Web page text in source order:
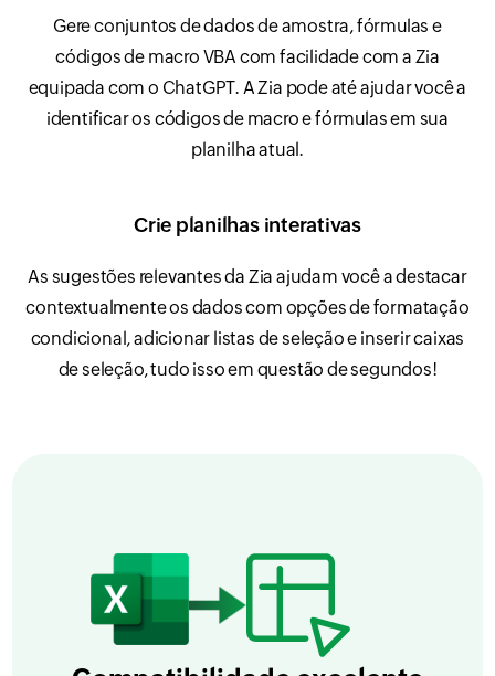
Gere conjuntos de dados de amostra, fórmulas e
códigos de macro VBA com facilidade com a Zia
equipada com o ChatGPT. A Zia pode até ajudar você a
identificar os códigos de macro e fórmulas em sua
planilha atual.
Crie planilhas interativas
As sugestões relevantes da Zia ajudam você a destacar
contextualmente os dados com opções de formatação
condicional, adicionar listas de seleção e inserir caixas
de seleção, tudo isso em questão de segundos!